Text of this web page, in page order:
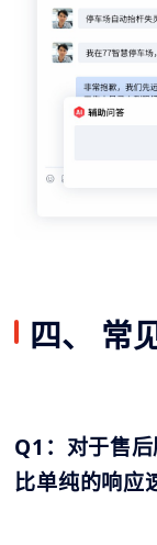
四、 常
Q1：对于售
比单纯的响应